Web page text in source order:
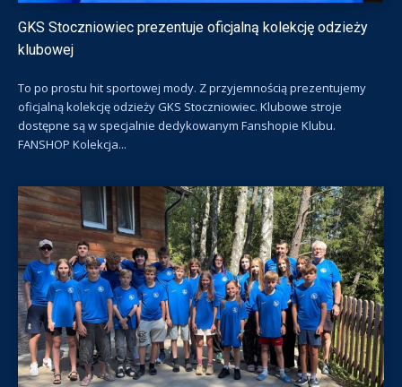
GKS Stoczniowiec prezentuje oficjalną kolekcję odzieży
klubowej
To po prostu hit sportowej mody. Z przyjemnością prezentujemy
oficjalną kolekcję odzieży GKS Stoczniowiec. Klubowe stroje
dostępne są w specjalnie dedykowanym Fanshopie Klubu.
FANSHOP Kolekcja...